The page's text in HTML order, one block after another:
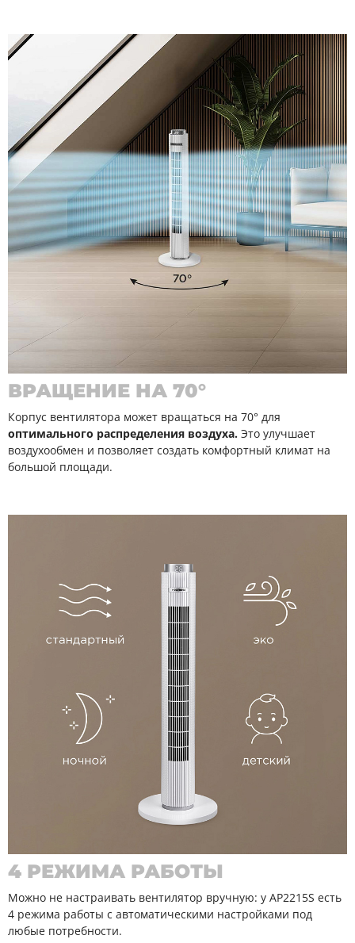
ВРАЩЕНИЕ НА 70°
Корпус вентилятора может вращаться на 70° для
оптимального распределения воздуха. Это улучшает
воздухообмен и позволяет создать комфортный климат на
большой площади.
4 РЕЖИМА РАБОТЫ
Можно не настраивать вентилятор вручную: у AP2215S есть
4 режима работы с автоматическими настройками под
любые потребности.